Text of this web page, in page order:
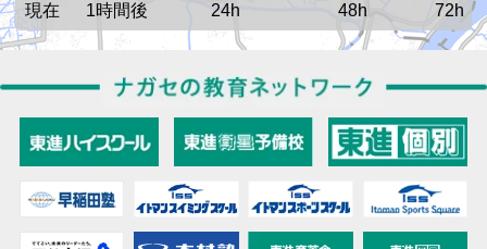
現在 1時間後 24h 48h 72h